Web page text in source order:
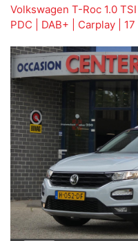
Volkswagen T-Roc 1.0
PDC | DAB+ | Carplay | 17